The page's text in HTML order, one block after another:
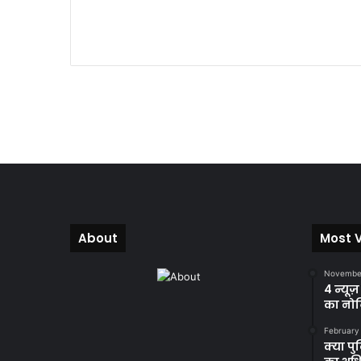
About Most
4 न्यूज़
का
क्या